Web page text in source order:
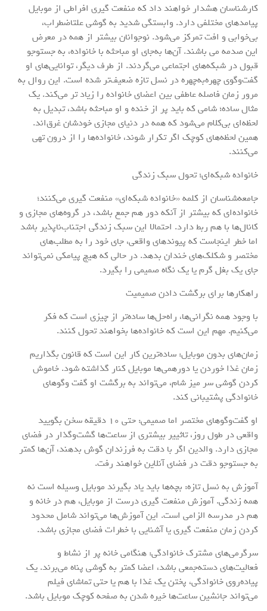
کارشناسان هشدار خواهند داد که منفعت گیری افراطی از موبایل
پیامدهای مختلفی دارد. وابستگی شدید به گوشی علتاضطراب،
بی‌خوابی و افت تمرکز می‌شود. نوجوانان بیشتر از همه در معرض
این صدمه می باشند. آن‌ها به‌جای او مباحثه با خانواده، به جستوجو
قبول در شبکه‌های اجتماعی می‌گردند. از طرف دیگر، توانایی‌های او
گفت‌وگوی چهره‌به‌چهره در نسل تازه ضعیف‌تر شده است. این روال به
مرور زمان فاصله‌ عاطفی بین اعضای خانواده را زیاد تر می‌کند. یک
مثال ساده؛ شامی که باید پر از خنده و او مباحثه باشد، تبدیل به
لحظه‌ای بی‌کلام می‌شود که همه در دنیای مجازی خودشان غرق‌اند.
همین لحظه‌های کوچک اگر تکرار شوند، خانواده‌ها را از درون تهی
می‌کنند.
خانواده شبکه‌ای؛ تحول سبک زندگی
جامعه‌شناسان از کلمه «خانواده شبکه‌ای» منفعت گیری می‌کنند؛
خانواده‌ای که بیشتر از آنکه دور هم جمع باشد، در گروه‌های مجازی و
کانال‌ها با هم ربط دارد. احتمالا این سبک زندگی اجتناب‌ناپذیر باشد
اما خطر اینجاست که پیوندهای واقعی، جای خود را به مطلب‌های
مختصر و شکلک‌های خندان بدهد. در حالی که هیچ پیامکی نمی‌تواند
جای یک بغل گرم یا یک نگاه صمیمی را بگیرد.
راهکارها برای برگشت دادن صمیمیت
با وجود همه نگرانی‌ها، راه‌حل‌ها ساده‌تر از چیزی است که فکر
می‌کنیم. مهم این است که خانواده‌ها بخواهند تحول کنند.
زمان‌های بدون موبایل: ساده‌ترین کار این است که قانون بگذاریم
زمان غذا خوردن یا دورهمی‌ها موبایل کنار گذاشته شود. خاموش
کردن گوشی سر میز شام، می‌تواند به برگشت او گفت وگوهای
خانوادگی پشتیبانی کند.
او گفت‌وگوهای مختصر اما صمیمی: حتی ۱۰ دقیقه سخن بگویید
واقعی در طول روز، تاثییر بیشتری از ساعت‌ها گشت‌وگذار در فضای
مجازی دارد. والدین اگر با دقت به فرزندان گوش بدهند، آن‌ها کمتر
به جستوجو دقت در فضای آنلاین خواهند رفت.
آموزش به نسل تازه: بچه‌ها باید یاد بگیرند موبایل وسیله است نه
همه زندگی. آموزش منفعت گیری درست از موبایل، هم در خانه و
هم در مدرسه الزامی است. این آموزش‌ها می‌تواند شامل محدود
کردن زمان منفعت گیری یا آشنایی با خطرات فضای مجازی باشد.
سرگرمی‌های مشترک خانوادگی: هنگامی خانه پر از نشاط و
فعالیت‌های دسته‌جمعی باشد، اعضا کمتر به گوشی پناه می‌برند. یک
پیاده‌روی خانوادگی، پختن یک غذا با هم یا حتی تماشای فیلم
می‌تواند جانشین ساعت‌ها خیره شدن به صفحه کوچک موبایل باشد.